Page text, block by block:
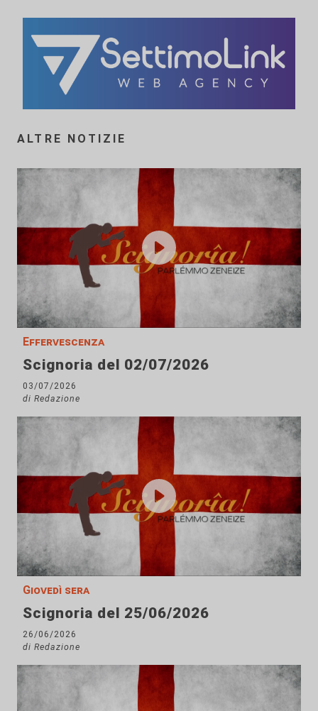
ALTRE NOTIZIE
Effervescenza
Scignoria del 02/07/2026
03/07/2026
di Redazione
Giovedì sera
Scignoria del 25/06/2026
26/06/2026
di Redazione